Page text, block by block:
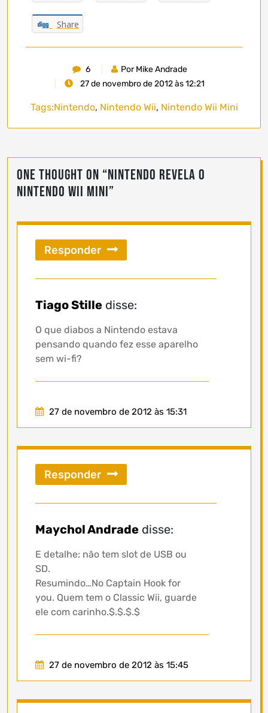
Share
6
Por Mike Andrade
27 de novembro de 2012 às 12:21
Tags:Nintendo, Nintendo Wii, Nintendo Wii Mini
One thought on “Nintendo revela o
Nintendo Wii Mini”
Tiago Stille disse:
27 de novembro de 2012 às 15:31
O que diabos a Nintendo estava
pensando quando fez esse aparelho
sem wi-fi?
Responder
Maychol Andrade disse:
27 de novembro de 2012 às 15:45
E detalhe: não tem slot de USB ou
SD.
Resumindo…No Captain Hook for
you. Quem tem o Classic Wii, guarde
ele com carinho.$.$.$.$
Responder